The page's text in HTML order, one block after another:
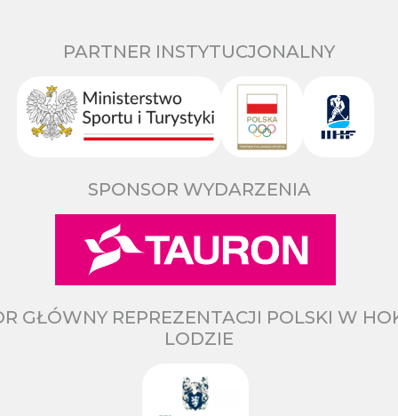
PARTNER INSTYTUCJONALNY
SPONSOR WYDARZENIA
GŁÓWNY REPREZENTACJI POLSKI W
LODZIE